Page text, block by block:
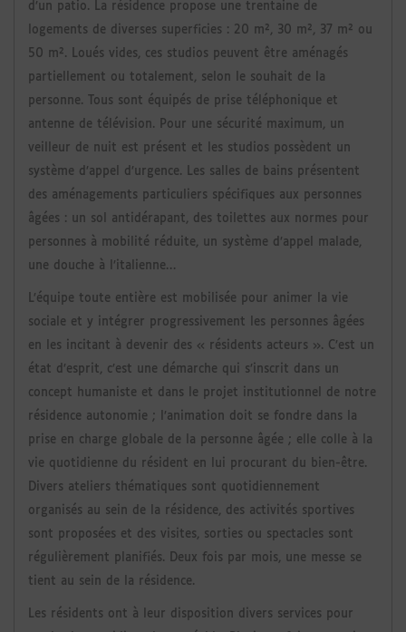
d’un patio. La résidence propose une trentaine de
logements de diverses superficies : 20 m², 30 m², 37 m² ou
50 m². Loués vides, ces studios peuvent être aménagés
partiellement ou totalement, selon le souhait de la
personne. Tous sont équipés de prise téléphonique et
antenne de télévision. Pour une sécurité maximum, un
veilleur de nuit est présent et les studios possèdent un
système d’appel d’urgence. Les salles de bains présentent
des aménagements particuliers spécifiques aux personnes
âgées : un sol antidérapant, des toilettes aux normes pour
personnes à mobilité réduite, un système d’appel malade,
une douche à l’italienne…
L’équipe toute entière est mobilisée pour animer la vie
sociale et y intégrer progressivement les personnes âgées
en les incitant à devenir des « résidents acteurs ». C’est un
état d’esprit, c’est une démarche qui s’inscrit dans un
concept humaniste et dans le projet institutionnel de notre
résidence autonomie ; l’animation doit se fondre dans la
prise en charge globale de la personne âgée ; elle colle à la
vie quotidienne du résident en lui procurant du bien-être.
Divers ateliers thématiques sont quotidiennement
organisés au sein de la résidence, des activités sportives
sont proposées et des visites, sorties ou spectacles sont
régulièrement planifiés. Deux fois par mois, une messe se
tient au sein de la résidence.
Les résidents ont à leur disposition divers services pour